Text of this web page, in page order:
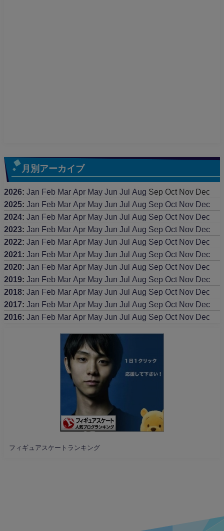
月別アーカイブ
2026: Jan Feb Mar Apr May Jun Jul Aug Sep Oct Nov Dec
2025: Jan Feb Mar Apr May Jun Jul Aug Sep Oct Nov Dec
2024: Jan Feb Mar Apr May Jun Jul Aug Sep Oct Nov Dec
2023: Jan Feb Mar Apr May Jun Jul Aug Sep Oct Nov Dec
2022: Jan Feb Mar Apr May Jun Jul Aug Sep Oct Nov Dec
2021 : Jan Feb Mar Apr May Jun Jul Aug Sep Oct Nov Dec
2020: Jan Feb Mar Apr May Jun Jul Aug Sep Oct Nov Dec
2019: Jan Feb Mar Apr May Jun Jul Aug Sep Oct Nov Dec
2018: Jan Feb Mar Apr May Jun Jul Aug Sep Oct Nov Dec
2017: Jan Feb Mar Apr May Jun Jul Aug Sep Oct Nov Dec
2016: Jan Feb Mar Apr May Jun Jul Aug Sep Oct Nov Dec
フィギュアスケートランキング